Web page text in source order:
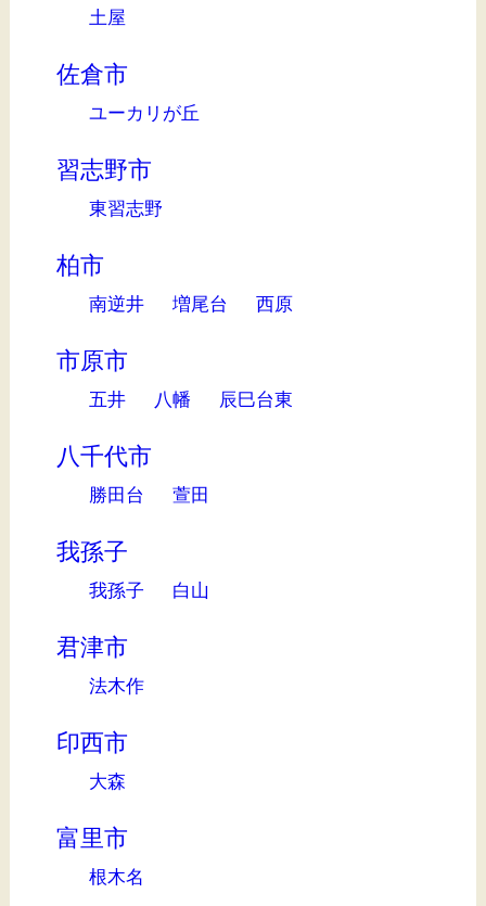
土屋
佐倉市
ユーカリが丘
習志野市
東習志野
柏市
南逆井 増尾台 西原
市原市
五井 八幡 辰巳台東
八千代市
勝田台 萱田
我孫子
我孫子 白山
君津市
法木作
印西市
大森
富里市
根木名